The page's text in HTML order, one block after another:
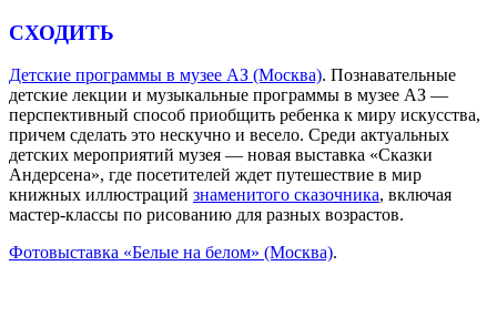
СХОДИТЬ
Детские программы в музее АЗ (Москва). Познавательные
детские лекции и музыкальные программы в музее АЗ —
перспективный способ приобщить ребенка к миру искусства,
причем сделать это нескучно и весело. Среди актуальных
детских мероприятий музея — новая выставка «Сказки
Андерсена», где посетителей ждет путешествие в мир
книжных иллюстраций знаменитого сказочника, включая
мастер-классы по рисованию для разных возрастов.
Фотовыставка «Белые на белом» (Москва).